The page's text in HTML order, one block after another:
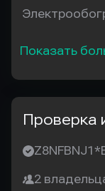
Показать
Проверка
2